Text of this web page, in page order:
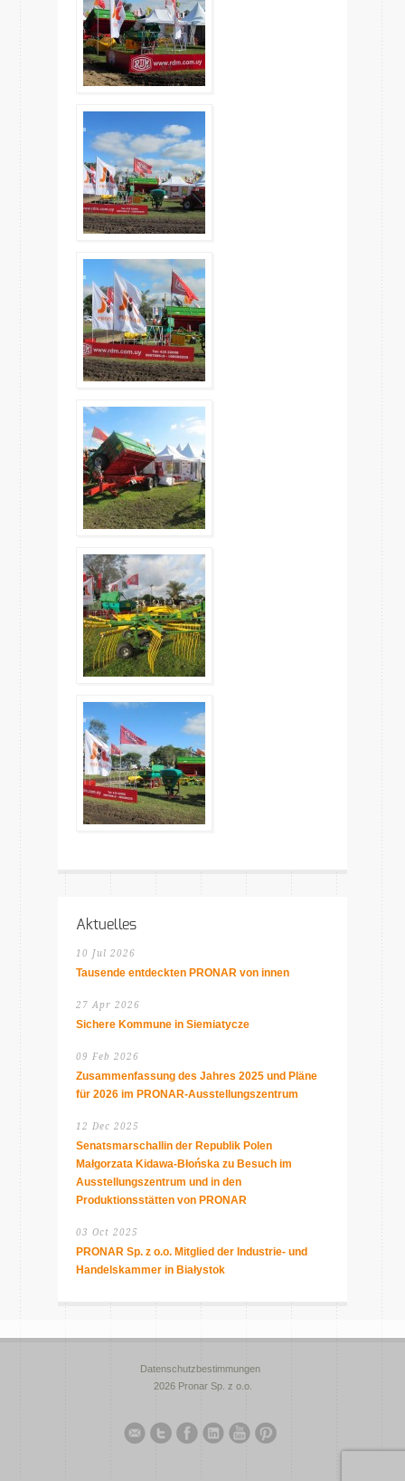
Aktuelles
10 Jul 2026
Tausende entdeckten PRONAR von innen
27 Apr 2026
Sichere Kommune in Siemiatycze
09 Feb 2026
Zusammenfassung des Jahres 2025 und Pläne
für 2026 im PRONAR-Ausstellungszentrum
12 Dec 2025
Senatsmarschallin der Republik Polen
Małgorzata Kidawa-Błońska zu Besuch im
Ausstellungszentrum und in den
Produktionsstätten von PRONAR
03 Oct 2025
PRONAR Sp. z o.o. Mitglied der Industrie- und
Handelskammer in Białystok
Datenschutzbestimmungen
2026 Pronar Sp. z o.o.